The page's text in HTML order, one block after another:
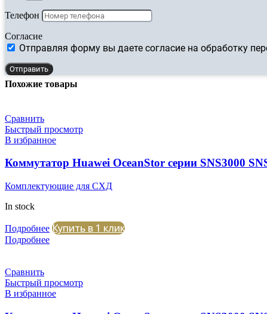
Телефон
Согласие
Отправляя форму вы даете согласие на обработку
Отправить
Похожие товары
Сравнить
Быстрый просмотр
В избранное
Коммутатор Huawei OceanStor серии SNS3000
Комплектующие для СХД
In stock
Подробнее Купить в 1 клик
Подробнее
Сравнить
Быстрый просмотр
В избранное